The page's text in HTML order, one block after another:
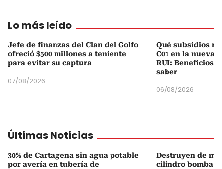
Lo más leído
Jefe de finanzas del Clan del Golfo
ofreció $500 millones a teniente
para evitar su captura
07/08/2026
Qué subsidios
C01 en la nueva
RUI: Beneficios
saber
06/08/2026
Últimas Noticias
30% de Cartagena sin agua potable
por avería en tubería de
Destruyen de
cilindro bomba